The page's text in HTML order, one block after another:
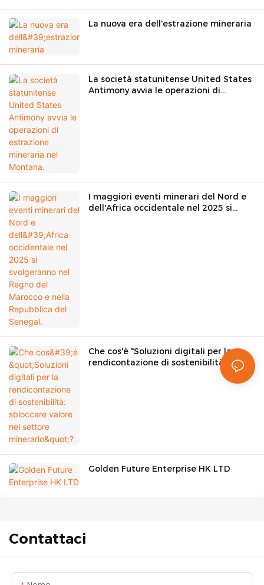
La nuova era dell'estrazione mineraria
La società statunitense United States
Antimony avvia le operazioni di
I maggiori eventi minerari del Nord e
dell'Africa occidentale nel 2025 si
Che cos'è "Soluzioni digitali per la
rendicontazione di sostenibilità:
Golden Future Enterprise HK LTD
Contattaci